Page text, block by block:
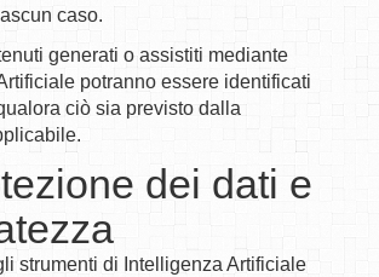
caso.
generati o assistiti mediante
potranno essere identificati
ciò sia previsto dalla
dei dati e
strumenti di Intelligenza Artificiale